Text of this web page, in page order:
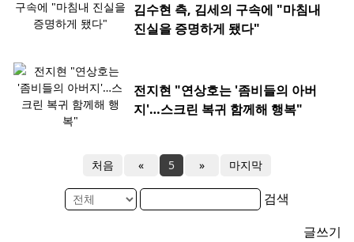
김수현 측, 김세의 구속에 "마침내
진실을 증명하게 됐다"
전지현 "연상호는 '좀비들의 아버
지'…스크린 복귀 함께해 행복"
처음 « 5 » 마지막
검색
글쓰기